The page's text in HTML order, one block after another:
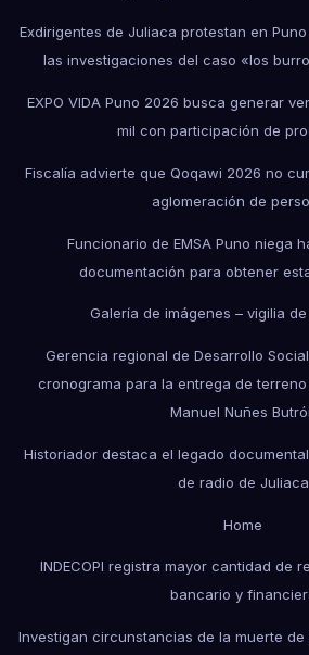
Exdirigentes de Juliaca protestan en
las investigaciones del caso «los
EXPO VIDA Puno 2026 busca generar
mil con participación de
Fiscalía advierte que Qoqawi 2026 no
aglomeración de
Funcionario de EMSA Puno niega
documentación para obtener
Galería de imágenes – vigilia
Gerencia regional de Desarrollo
cronograma para la entrega de
Manuel Nuñes
Historiador destaca el legado
de radio de Juliaca
Home
INDECOPI registra mayor cantidad de
bancario y
Investigan circunstancias de la muerte